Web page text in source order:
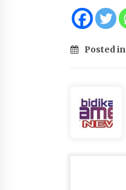
Posted in